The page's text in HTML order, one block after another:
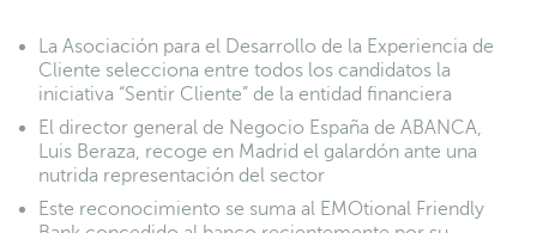
La Asociación para el Desarrollo de la Experiencia de
Cliente selecciona entre todos los candidatos la
iniciativa “Sentir Cliente” de la entidad financiera
El director general de Negocio España de ABANCA,
Luis Beraza, recoge en Madrid el galardón ante una
nutrida representación del sector
Este reconocimiento se suma al EMOtional Friendly